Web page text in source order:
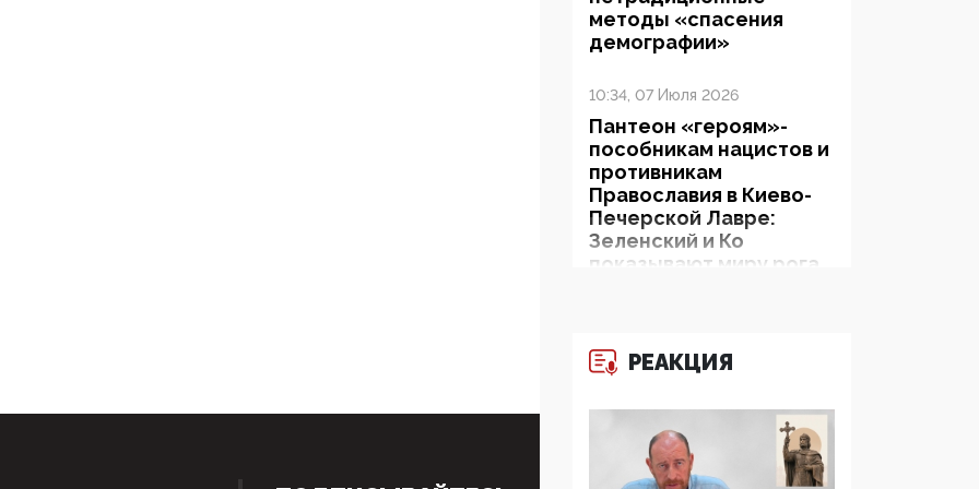
методы «спасения
демографии»
10:34, 07 Июля 2026
Пантеон «героям»-
пособникам нацистов и
противникам
Православия в Киево-
Печерской Лавре:
Зеленский и Ко
показывают миру рога
На Гиппократовском
шокирующее: платные
опекуны получают из
бюджета в 100 раз
РЕАКЦИЯ